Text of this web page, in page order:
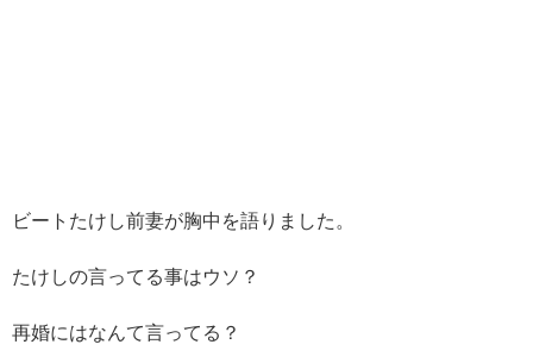
ビートたけし前妻が胸中を語りました。
たけしの言ってる事はウソ？
再婚にはなんて言ってる？